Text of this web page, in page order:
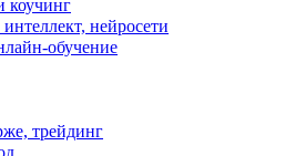
коучинг
нейросети
обучение
трейдинг